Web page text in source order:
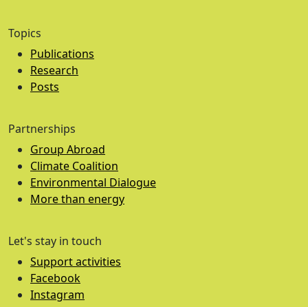
Topics
Publications
Research
Posts
Partnerships
Group Abroad
Climate Coalition
Environmental Dialogue
More than energy
Let's stay in touch
Support activities
Facebook
Instagram